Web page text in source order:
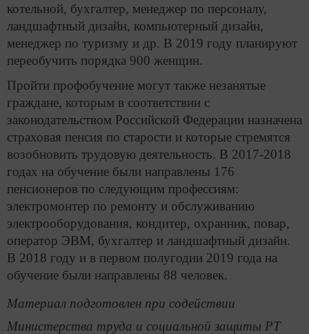
котельной, бухгалтер, менеджер по персоналу,
ландшафтный дизайн, компьютерный дизайн,
менеджер по туризму и др. В 2019 году планируют
переобучить порядка 900 женщин.
Пройти профобучение могут также незанятые
граждане, которым в соответствии с
законодательством Российской Федерации назначена
страховая пенсия по старости и которые стремятся
возобновить трудовую деятельность. В 2017-2018
годах на обучение были направлены 176
пенсионеров по следующим профессиям:
электромонтер по ремонту и обслуживанию
электрооборудования, кондитер, охранник, повар,
оператор ЭВМ, бухгалтер и ландшафтный дизайн.
В 2018 году и в первом полугодии 2019 года на
обучение были направлены 88 человек.
Материал подготовлен при содействии
Министерства труда и социальной защиты РТ